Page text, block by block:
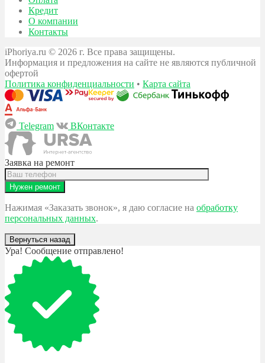
Кредит
О компании
Контакты
iPhoriya.ru © 2026 г. Все права защищены.
Информация и предложения на сайте не являются публичной
офертой
Политика конфиденциальности • Карта сайта
Telegram ВКонтакте
Заявка на ремонт
Нажимая «Заказать звонок», я даю согласие на обработку
персональных данных.
Вернуться назад
Ура! Сообщение отправлено!